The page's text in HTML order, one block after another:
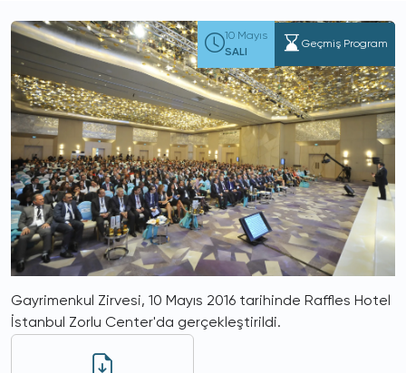
10 Mayıs
SALI
Geçmiş Program
Gayrimenkul Zirvesi, 10 Mayıs 2016 tarihinde Raffles Hotel
İstanbul Zorlu Center'da gerçekleştirildi.